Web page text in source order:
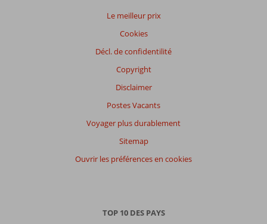
Le meilleur prix
Cookies
Décl. de confidentilité
Copyright
Disclaimer
Postes Vacants
Voyager plus durablement
Sitemap
Ouvrir les préférences en cookies
TOP 10 DES PAYS